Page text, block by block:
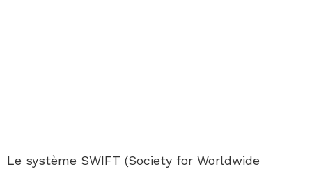
Le système SWIFT (Society for Worldwide